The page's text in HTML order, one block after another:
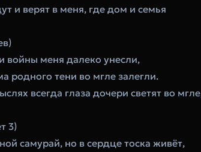
и верят в меня, где дом и семья
войны меня далеко унесли,
родного тени во мгле залегли.
всегда глаза дочери светят во
3)
самурай, но в сердце тоска живёт,